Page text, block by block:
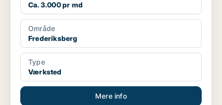
Ca. 3.000 pr md
Område
Frederiksberg
Type
Værksted
Mere info